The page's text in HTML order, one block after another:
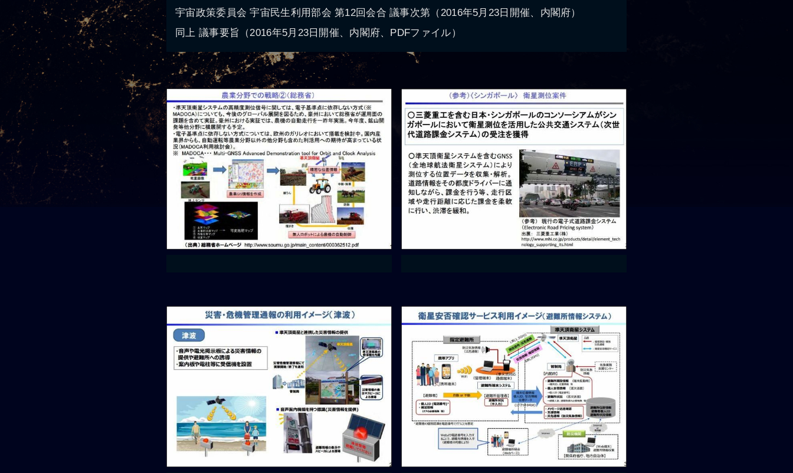
宇宙政策委員会 宇宙民生利用部会 第12回会合 議事次第（2016年5月23日開催、内閣府）
同上 議事要旨（2016年5月23日開催、内閣府、PDFファイル）